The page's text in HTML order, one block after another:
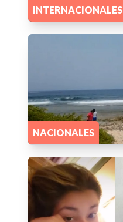
INTERNACIONALES
NACIONALES